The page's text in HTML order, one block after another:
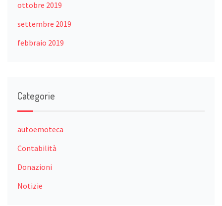
ottobre 2019
settembre 2019
febbraio 2019
Categorie
autoemoteca
Contabilità
Donazioni
Notizie